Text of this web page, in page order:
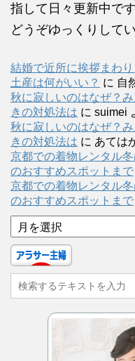
指して日々更新中です
どうぞゆっくりして
結婚で近所に挨拶まわ
土産は何がいい？ に 自
秋に寂しいのはなぜ？
きの対処法は に suimei
秋に寂しいのはなぜ？
きの対処法は に あては
京都での着物レンタル
のおすすめスポットまで
京都での着物レンタル
のおすすめスポットまで
ア
ー
カ
イ
ブ